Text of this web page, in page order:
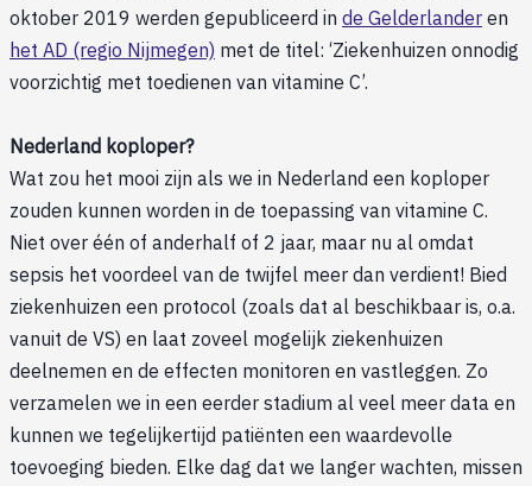
oktober 2019 werden gepubliceerd in de Gelderlander en
het AD (regio Nijmegen) met de titel: ‘Ziekenhuizen onnodig
voorzichtig met toedienen van vitamine C’.
Nederland koploper?
Wat zou het mooi zijn als we in Nederland een koploper
zouden kunnen worden in de toepassing van vitamine C.
Niet over één of anderhalf of 2 jaar, maar nu al omdat
sepsis het voordeel van de twijfel meer dan verdient! Bied
ziekenhuizen een protocol (zoals dat al beschikbaar is, o.a.
vanuit de VS) en laat zoveel mogelijk ziekenhuizen
deelnemen en de effecten monitoren en vastleggen. Zo
verzamelen we in een eerder stadium al veel meer data en
kunnen we tegelijkertijd patiënten een waardevolle
toevoeging bieden. Elke dag dat we langer wachten, missen